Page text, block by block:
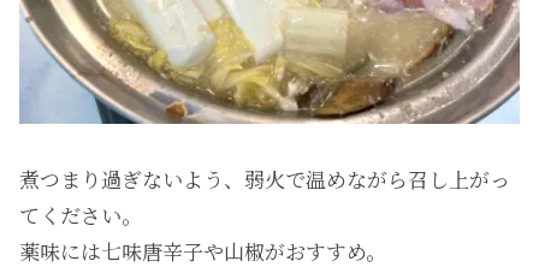
煮つまり過ぎないよう、弱火で温めながら召し上がっ
てください。
薬味には七味唐辛子や山椒がおすすめ。